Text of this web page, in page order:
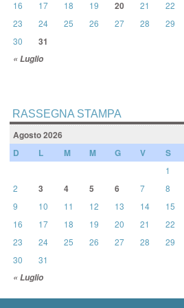
« Luglio
16
17 18 19 20 21
22
23
24 25 26 27 28
29
30
31
RASSEGNA STAMPA
Agosto 2026
D
L M M G V S
« Luglio
1
2
3 4 5 6 7
8
9
10 11 12 13 14
15
16
17 18 19 20 21
22
23
24 25 26 27 28
29
30
31